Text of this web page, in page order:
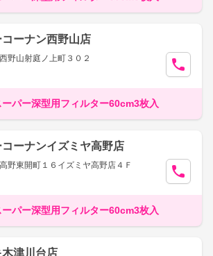
ーナン西野山店
野山射庭ノ上町３０２
パー深型用フィルター60cm3枚入
ーナンイズミヤ高野店
野東開町１６イズミヤ高野店４Ｆ
パー深型用フィルター60cm3枚入
津川台店